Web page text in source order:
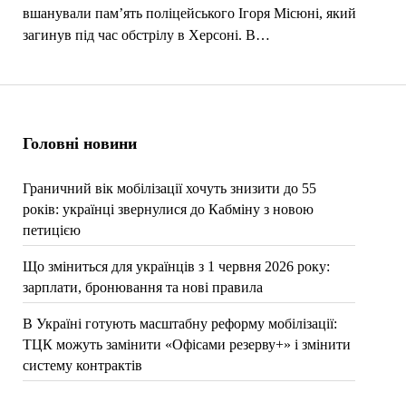
Головні новини
Граничний вік мобілізації хочуть знизити до 55
років: українці звернулися до Кабміну з новою
петицією
Що зміниться для українців з 1 червня 2026 року:
зарплати, бронювання та нові правила
В Україні готують масштабну реформу мобілізації:
ТЦК можуть замінити «Офісами резерву+» і змінити
систему контрактів
вшанували пам’ять поліцейського Ігоря Місюні, який
загинув під час обстрілу в Херсоні. В…